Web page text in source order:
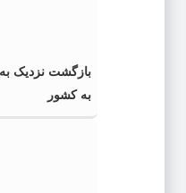
به کشور